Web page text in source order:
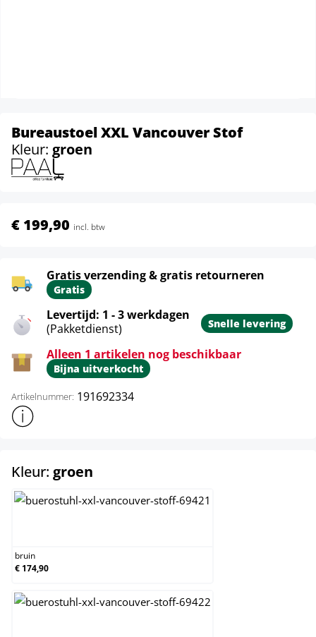
Bureaustoel XXL Vancouver Stof
Kleur: groen
€ 199,90 incl. btw
Gratis verzending & gratis retourneren
Gratis
Levertijd: 1 - 3 werkdagen
(Pakketdienst)
Snelle levering
Alleen 1 artikelen nog beschikbaar
Bijna uitverkocht
Artikelnummer: 191692334
Toon meer productinformatie
Kleur: groen
bruin
€ 174,90